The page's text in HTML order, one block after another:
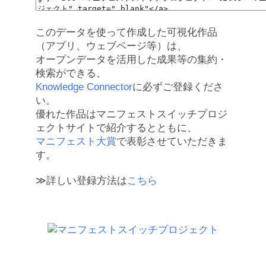
このデータを使って作成した可視化作品
（アプリ、ウェブページ等）は、
オープンデータを活用した成果等の集約・
検索ができる、
Knowledge Connectorに必ずご登録くださ
い。
優れた作品はマニフェストスイッチプロジ
ェクトサイトで紹介するとともに、
マニフェスト大賞で表彰させていただきま
す。
≫詳しい登録方法はこちら